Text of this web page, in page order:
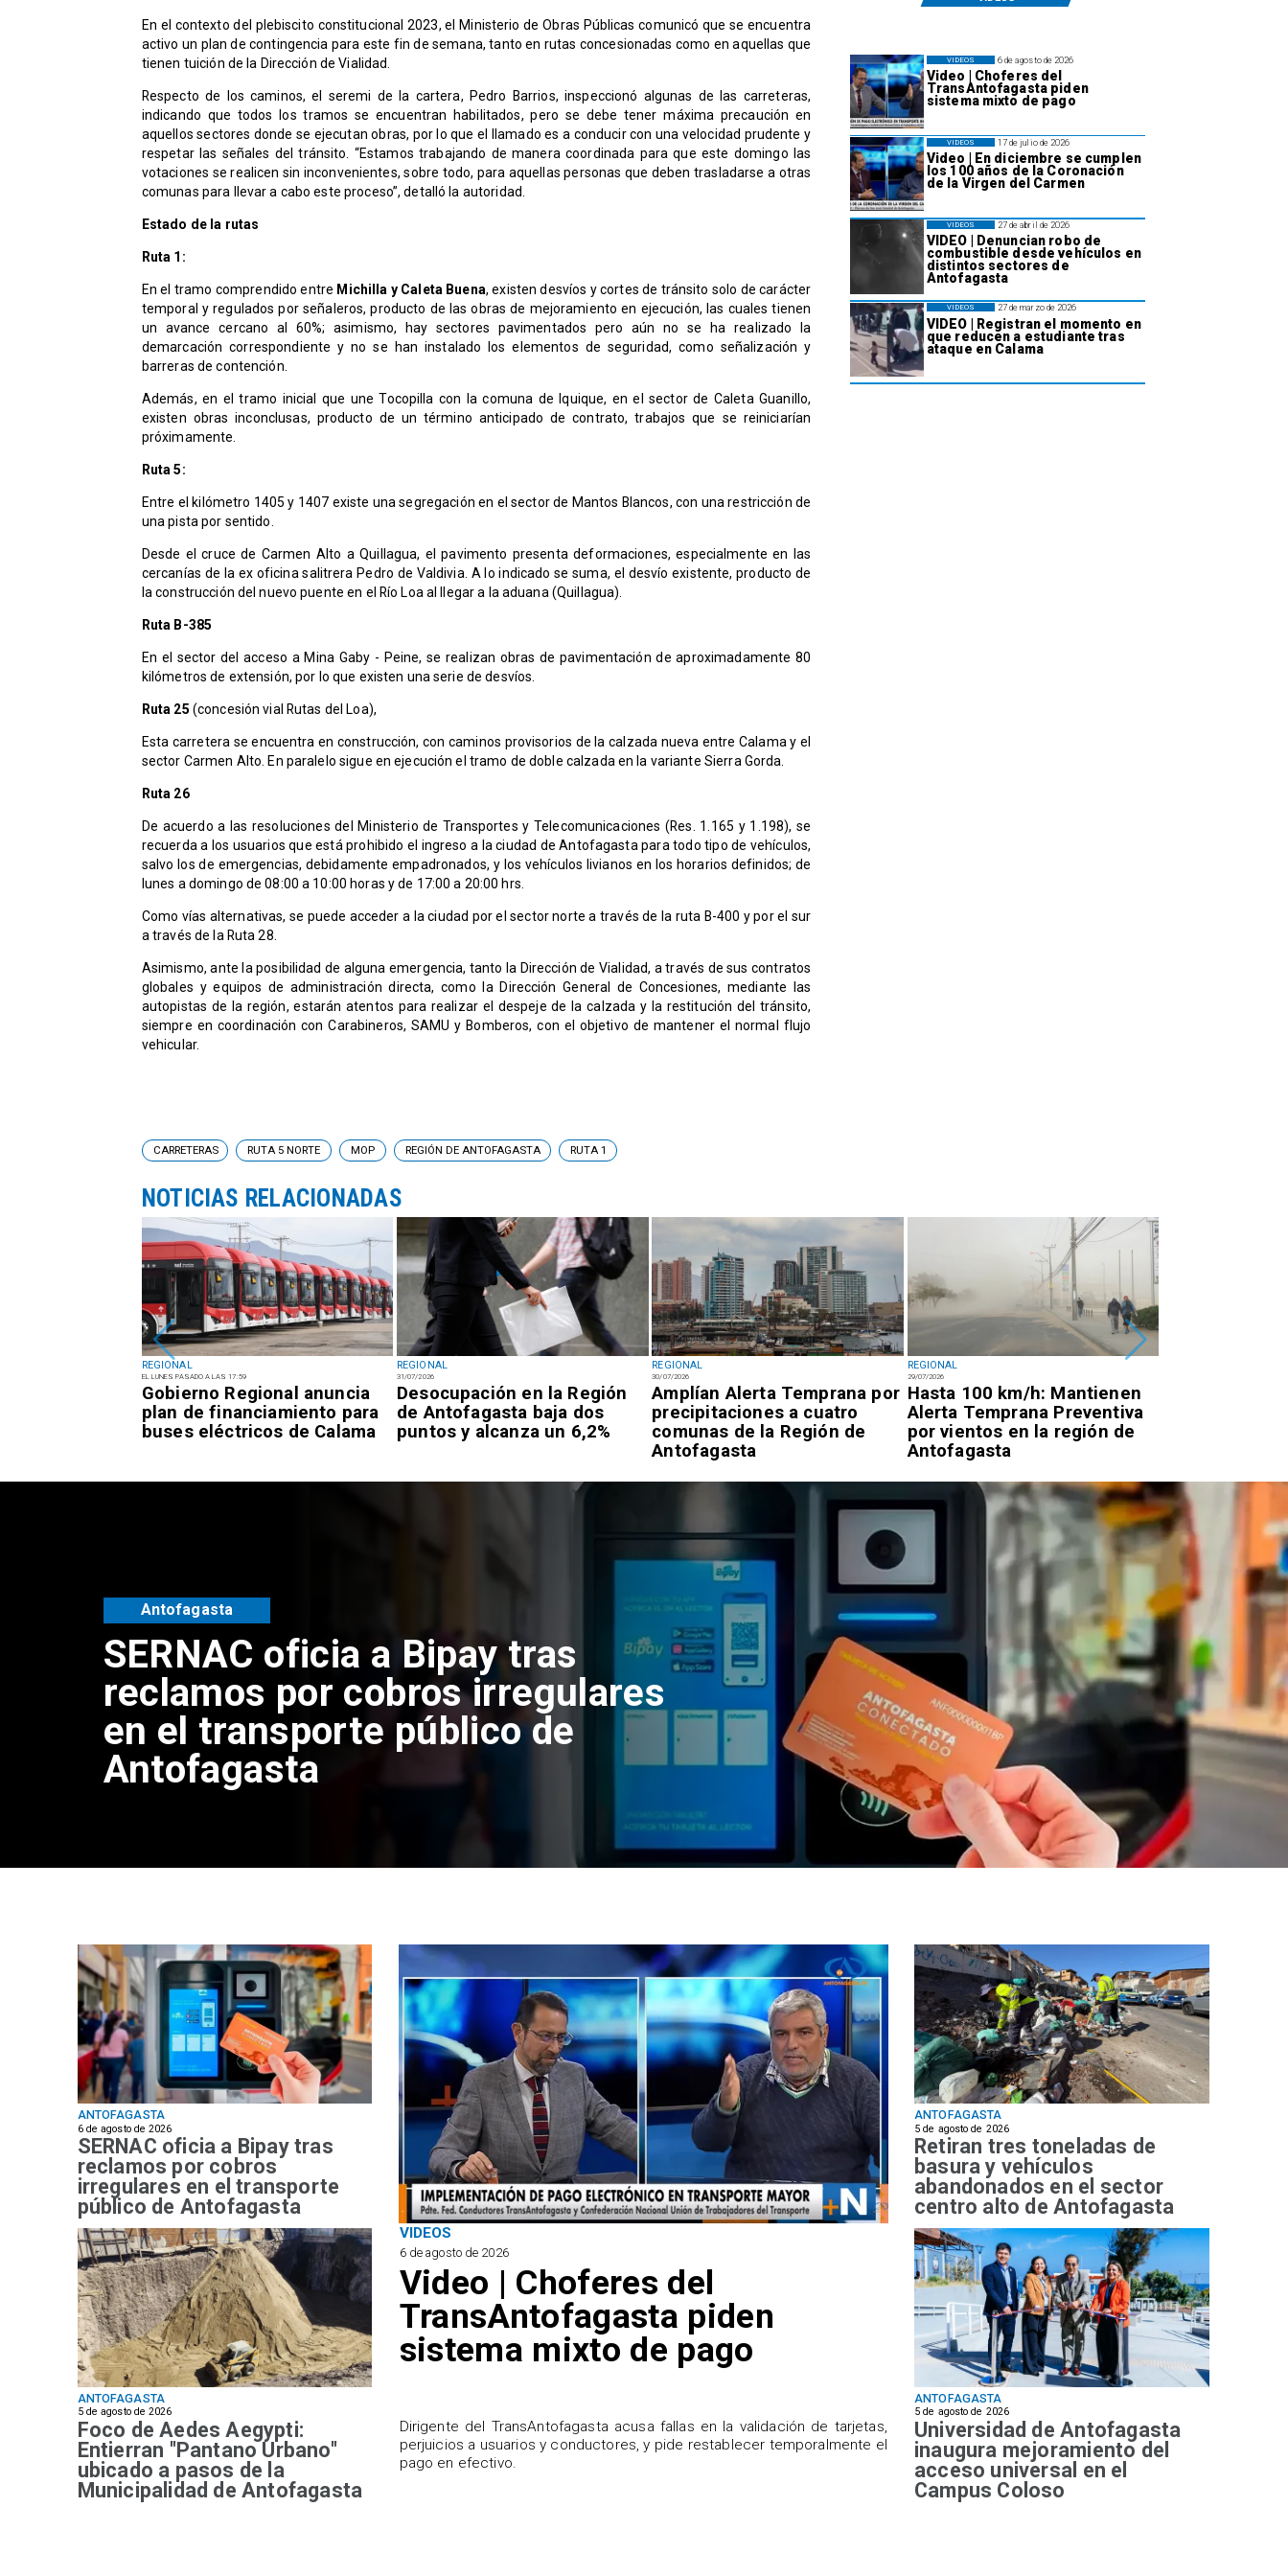
En el contexto del plebiscito constitucional 2023, el Ministerio de Obras Públicas comunicó que se encuentra
activo un plan de contingencia para este fin de semana, tanto en rutas concesionadas como en aquellas que
tienen tuición de la Dirección de Vialidad.
Respecto de los caminos, el seremi de la cartera, Pedro Barrios, inspeccionó algunas de las carreteras,
indicando que todos los tramos se encuentran habilitados, pero se debe tener máxima precaución en
aquellos sectores donde se ejecutan obras, por lo que el llamado es a conducir con una velocidad prudente y
respetar las señales del tránsito. “Estamos trabajando de manera coordinada para que este domingo las
votaciones se realicen sin inconvenientes, sobre todo, para aquellas personas que deben trasladarse a otras
comunas para llevar a cabo este proceso”, detalló la autoridad.
Estado de la rutas
Ruta 1:
En el tramo comprendido entre Michilla y Caleta Buena, existen desvíos y cortes de tránsito solo de carácter
temporal y regulados por señaleros, producto de las obras de mejoramiento en ejecución, las cuales tienen
un avance cercano al 60%; asimismo, hay sectores pavimentados pero aún no se ha realizado la
demarcación correspondiente y no se han instalado los elementos de seguridad, como señalización y
barreras de contención.
Además, en el tramo inicial que une Tocopilla con la comuna de Iquique, en el sector de Caleta Guanillo,
existen obras inconclusas, producto de un término anticipado de contrato, trabajos que se reiniciarían
próximamente.
Ruta 5:
Entre el kilómetro 1405 y 1407 existe una segregación en el sector de Mantos Blancos, con una restricción de
una pista por sentido.
Desde el cruce de Carmen Alto a Quillagua, el pavimento presenta deformaciones, especialmente en las
cercanías de la ex oficina salitrera Pedro de Valdivia. A lo indicado se suma, el desvío existente, producto de
la construcción del nuevo puente en el Río Loa al llegar a la aduana (Quillagua).
Ruta B-385
En el sector del acceso a Mina Gaby - Peine, se realizan obras de pavimentación de aproximadamente 80
kilómetros de extensión, por lo que existen una serie de desvíos.
Ruta 25 (concesión vial Rutas del Loa),
Esta carretera se encuentra en construcción, con caminos provisorios de la calzada nueva entre Calama y el
sector Carmen Alto. En paralelo sigue en ejecución el tramo de doble calzada en la variante Sierra Gorda.
​Ruta 26
De acuerdo a las resoluciones del Ministerio de Transportes y Telecomunicaciones (Res. 1.165 y 1.198), se
recuerda a los usuarios que está prohibido el ingreso a la ciudad de Antofagasta para todo tipo de vehículos,
salvo los de emergencias, debidamente empadronados, y los vehículos livianos en los horarios definidos; de
lunes a domingo de 08:00 a 10:00 horas y de 17:00 a 20:00 hrs.
Como vías alternativas, se puede acceder a la ciudad por el sector norte a través de la ruta B-400 y por el sur
a través de la Ruta 28.
Asimismo, ante la posibilidad de alguna emergencia, tanto la Dirección de Vialidad, a través de sus contratos
globales y equipos de administración directa, como la Dirección General de Concesiones, mediante las
autopistas de la región, estarán atentos para realizar el despeje de la calzada y la restitución del tránsito,
siempre en coordinación con Carabineros, SAMU y Bomberos, con el objetivo de mantener el normal flujo
vehicular.
6 de agosto de 2026
Video | Choferes del
TransAntofagasta piden
sistema mixto de pago
VIDEOS
17 de julio de 2026
Video | En diciembre se cumplen
los 100 años de la Coronación
de la Virgen del Carmen
VIDEOS
27 de abril de 2026
VIDEO | Denuncian robo de
combustible desde vehículos en
distintos sectores de
Antofagasta
VIDEOS
27 de marzo de 2026
VIDEO | Registran el momento en
que reducen a estudiante tras
ataque en Calama
VIDEOS
REGIONAL
EL LUNES PASADO A LAS 17:59
Gobierno Regional anuncia
plan de financiamiento para
buses eléctricos de Calama
REGIONAL
31/07/2026
Desocupación en la Región
de Antofagasta baja dos
puntos y alcanza un 6,2%
REGIONAL
30/07/2026
Amplían Alerta Temprana por
precipitaciones a cuatro
comunas de la Región de
Antofagasta
REGIONAL
29/07/2026
Hasta 100 km/h: Mantienen
Alerta Temprana Preventiva
por vientos en la región de
Antofagasta
CARRETERAS RUTA 5 NORTE MOP REGIÓN DE ANTOFAGASTA RUTA 1
NOTICIAS RELACIONADAS
SERNAC oficia a Bipay tras
reclamos por cobros irregulares
en el transporte público de
Antofagasta
Antofagasta
ANTOFAGASTA
6 de agosto de 2026
SERNAC oficia a Bipay tras
reclamos por cobros
irregulares en el transporte
público de Antofagasta
VIDEOS
6 de agosto de 2026
Video | Choferes del
TransAntofagasta piden
sistema mixto de pago
​Dirigente del TransAntofagasta acusa fallas en la validación de tarjetas,
perjuicios a usuarios y conductores, y pide restablecer temporalmente el
pago en efectivo.
ANTOFAGASTA
5 de agosto de 2026
Foco de Aedes Aegypti:
Entierran "Pantano Urbano"
ubicado a pasos de la
Municipalidad de Antofagasta
ANTOFAGASTA
5 de agosto de 2026
Retiran tres toneladas de
basura y vehículos
abandonados en el sector
centro alto de Antofagasta
ANTOFAGASTA
5 de agosto de 2026
Universidad de Antofagasta
inaugura mejoramiento del
acceso universal en el
Campus Coloso